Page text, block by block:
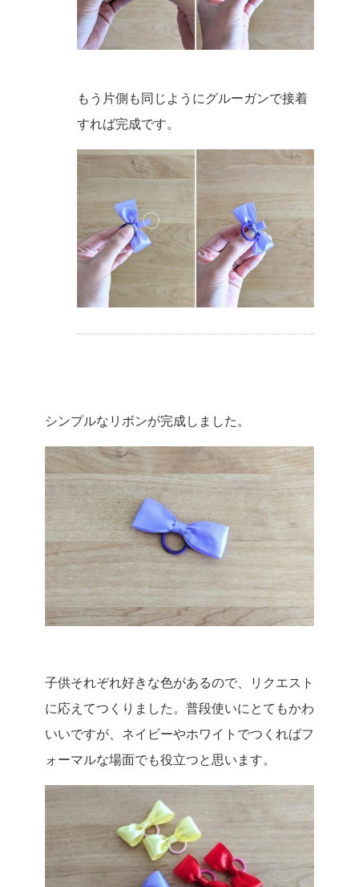
もう片側も同じようにグルーガンで接着
すれば完成です。
シンプルなリボンが完成しました。
子供それぞれ好きな色があるので、リクエスト
に応えてつくりました。普段使いにとてもかわ
いいですが、ネイビーやホワイトでつくればフ
ォーマルな場面でも役立つと思います。